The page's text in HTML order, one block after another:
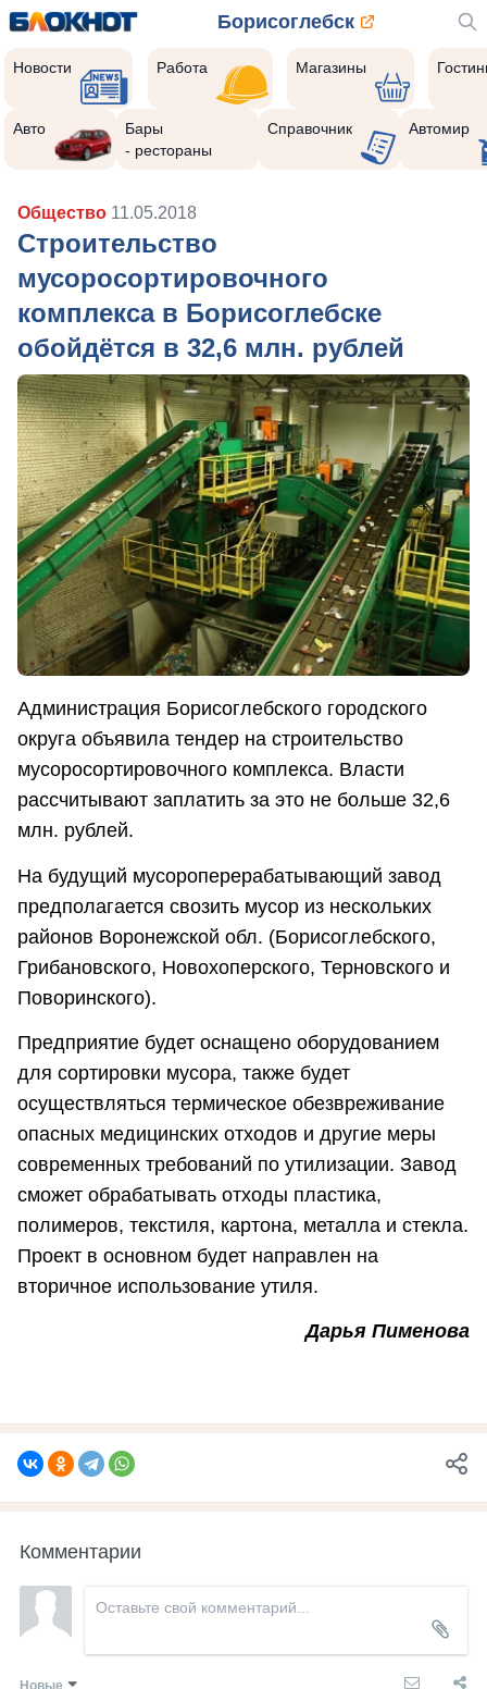
Борисоглебск
Новости Работа Магазины
Авто
Бары
- рестораны
Справочник Автомир
Общество 11.05.2018
Строительство
мусоросортировочного
комплекса в Борисоглебске
обойдётся в 32,6 млн. рублей
Администрация Борисоглебского городского
округа объявила тендер на строительство
мусоросортировочного комплекса. Власти
рассчитывают заплатить за это не больше 32,6
млн. рублей.
На будущий мусороперерабатывающий завод
предполагается свозить мусор из нескольких
районов Воронежской обл. (Борисоглебского,
Грибановского, Новохоперского, Терновского и
Поворинского).
Предприятие будет оснащено оборудованием
для сортировки мусора, также будет
осуществляться термическое обезвреживание
опасных медицинских отходов и другие меры
современных требований по утилизации. Завод
сможет обрабатывать отходы пластика,
полимеров, текстиля, картона, металла и стекла.
Проект в основном будет направлен на
вторичное использование утиля.
Дарья Пименова
Комментарии
Новые